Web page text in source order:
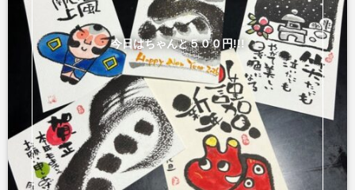
今日はちゃんと５００円!!!